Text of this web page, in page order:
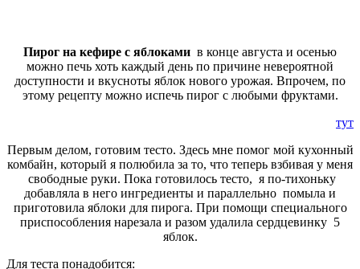
Пирог на кефире с яблоками в конце августа и осенью
можно печь хоть каждый день по причине невероятной
доступности и вкусноты яблок нового урожая. Впрочем, по
этому рецепту можно испечь пирог с любыми фруктами.
тут
Первым делом, готовим тесто. Здесь мне помог мой кухонный
комбайн, который я полюбила за то, что теперь взбивая у меня
свободные руки. Пока готовилось тесто, я по-тихоньку
добавляла в него ингредиенты и параллельно помыла и
приготовила яблоки для пирога. При помощи специального
приспособления нарезала и разом удалила сердцевинку 5
яблок.
Для теста понадобится: